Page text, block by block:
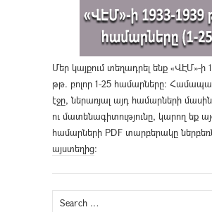
Մեր կայքում տեղադրել ենք «ՎԷՄ»-ի
թթ. բոլոր 1-25 համարները։
էջը, ներառյալ այդ համարների
ու մատենագիտությունը, կարող եք
համարների PDF տարբերակը
այստեղից։
Search